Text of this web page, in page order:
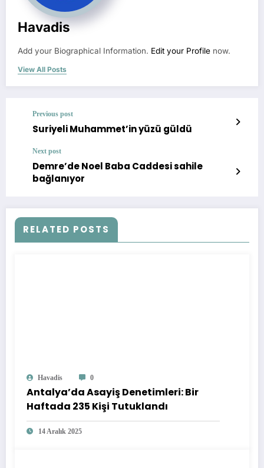
Havadis
Add your Biographical Information. Edit your Profile now.
View All Posts
Previous post
Suriyeli Muhammet’in yüzü güldü
Next post
Demre’de Noel Baba Caddesi sahile
bağlanıyor
RELATED POSTS
Havadis 0
Antalya’da Asayiş Denetimleri: Bir
Haftada 235 Kişi Tutuklandı
14 Aralık 2025